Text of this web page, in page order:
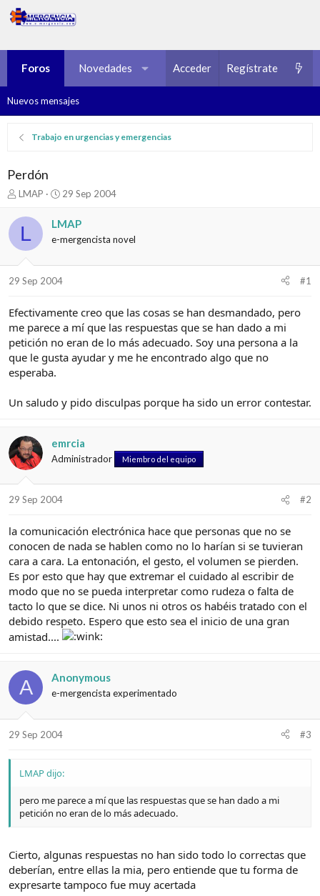
Foros Novedades Multimedia Recursos
Acceder Regístrate
Nuevos mensajes
Trabajo en urgencias y emergencias
Perdón
I
i
o
d
l
t
e
m
LMAP
F
c
h
a
i
i
i
o
29 Sep 2004
L LMAP
e-mergencista novel
29 Sep 2004 #1
Efectivamente creo que las cosas se han desmandado, pero
me parece a mí que las respuestas que se han dado a mi
petición no eran de lo más adecuado. Soy una persona a la
que le gusta ayudar y me he encontrado algo que no
esperaba.
Un saludo y pido disculpas porque ha sido un error contestar.
emrcia
Administrador Miembro del equipo
29 Sep 2004 #2
la comunicación electrónica hace que personas que no se
conocen de nada se hablen como no lo harían si se tuvieran
cara a cara. La entonación, el gesto, el volumen se pierden.
Es por esto que hay que extremar el cuidado al escribir de
modo que no se pueda interpretar como rudeza o falta de
tacto lo que se dice. Ni unos ni otros os habéis tratado con el
debido respeto. Espero que esto sea el inicio de una gran
amistad....
A Anonymous
e-mergencista experimentado
29 Sep 2004 #3
LMAP dijo:
pero me parece a mí que las respuestas que se han dado a mi
petición no eran de lo más adecuado.
Cierto, algunas respuestas no han sido todo lo correctas que
deberían, entre ellas la mia, pero entiende que tu forma de
expresarte tampoco fue muy acertada